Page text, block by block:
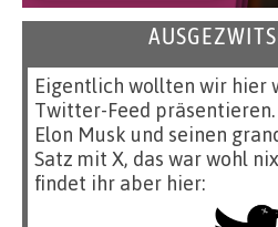
Eigentlich wollten wir hier
Twitter-Feed
Elon Musk und seinen
Satz mit X, das war wohl
findet ihr aber hier: